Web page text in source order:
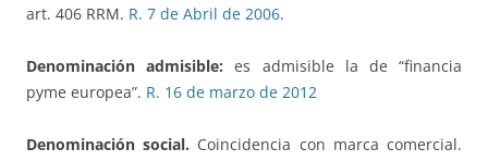
art. 406 RRM. R. 7 de Abril de 2006.
Denominación admisible: es admisible la de “financia
pyme europea”. R. 16 de marzo de 2012
Denominación social. Coincidencia con marca comercial.